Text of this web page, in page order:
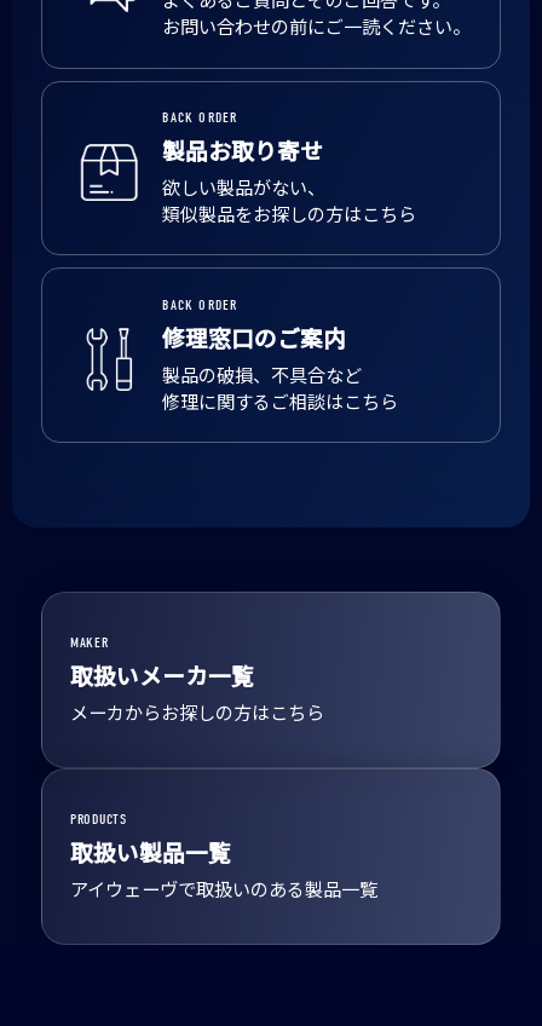
お問い合わせの前にご一読ください。
BACK ORDER
製品お取り寄せ
欲しい製品がない、
類似製品をお探しの方はこちら
BACK ORDER
修理窓口のご案内
製品の破損、不具合など
修理に関するご相談はこちら
MAKER
取扱いメーカ一覧
メーカからお探しの方はこちら
PRODUCTS
取扱い製品一覧
アイウェーヴで取扱いのある製品一覧